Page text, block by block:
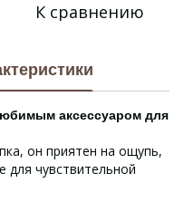
К сравнению
аксессуаром для
он приятен на ощупь,
для чувствительной